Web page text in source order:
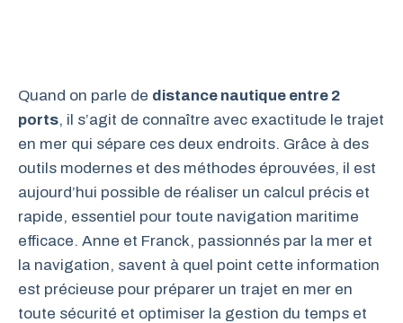
Quand on parle de distance nautique entre 2
ports, il s’agit de connaître avec exactitude le trajet
en mer qui sépare ces deux endroits. Grâce à des
outils modernes et des méthodes éprouvées, il est
aujourd’hui possible de réaliser un calcul précis et
rapide, essentiel pour toute navigation maritime
efficace. Anne et Franck, passionnés par la mer et
la navigation, savent à quel point cette information
est précieuse pour préparer un trajet en mer en
toute sécurité et optimiser la gestion du temps et